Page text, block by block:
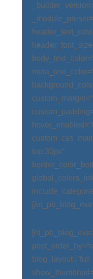
top:30px“
[/